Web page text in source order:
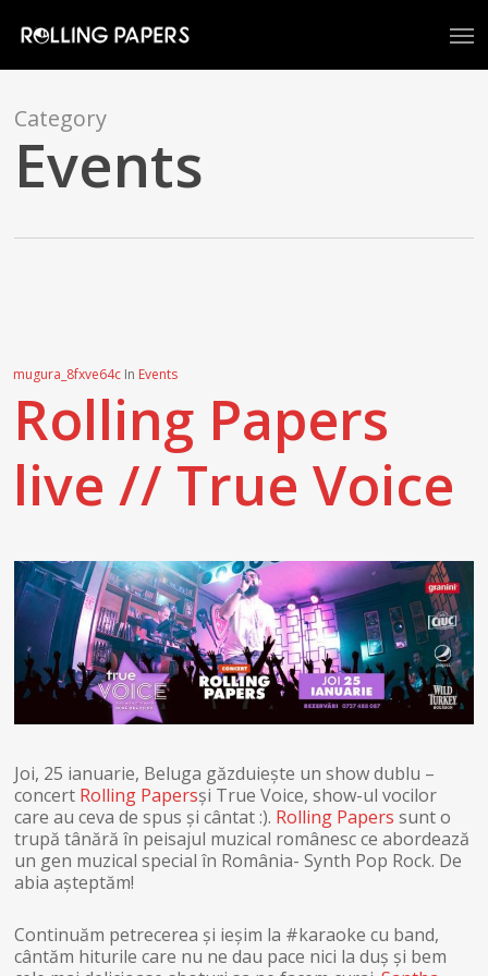
content
Category
Events
mugura_8fxve64c In Events
Rolling Papers
live // True Voice
Joi, 25 ianuarie, Beluga găzduiește un show dublu –
concert Rolling Papersși True Voice, show-ul vocilor
care au ceva de spus și cântat :). Rolling Papers sunt o
trupă tânără în peisajul muzical românesc ce abordează
un gen muzical special în România- Synth Pop Rock. De
abia așteptăm!
Continuăm petrecerea și ieșim la #karaoke cu band,
cântăm hiturile care nu ne dau pace nici la duș și bem